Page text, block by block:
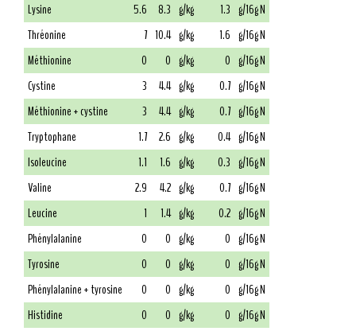
Lysine
5.6 8.3 g/kg 1.3 g/16g N
Thréonine
7 10.4 g/kg 1.6 g/16g N
Méthionine
0 0 g/kg 0 g/16g N
Cystine
3 4.4 g/kg 0.7 g/16g N
Méthionine + cystine
3 4.4 g/kg 0.7 g/16g N
Tryptophane
1.7 2.6 g/kg 0.4 g/16g N
Isoleucine
1.1 1.6 g/kg 0.3 g/16g N
Valine
2.9 4.2 g/kg 0.7 g/16g N
Leucine
1 1.4 g/kg 0.2 g/16g N
Phénylalanine
0 0 g/kg 0 g/16g N
Tyrosine
0 0 g/kg 0 g/16g N
Phénylalanine + tyrosine
0 0 g/kg 0 g/16g N
Histidine
0 0 g/kg 0 g/16g N